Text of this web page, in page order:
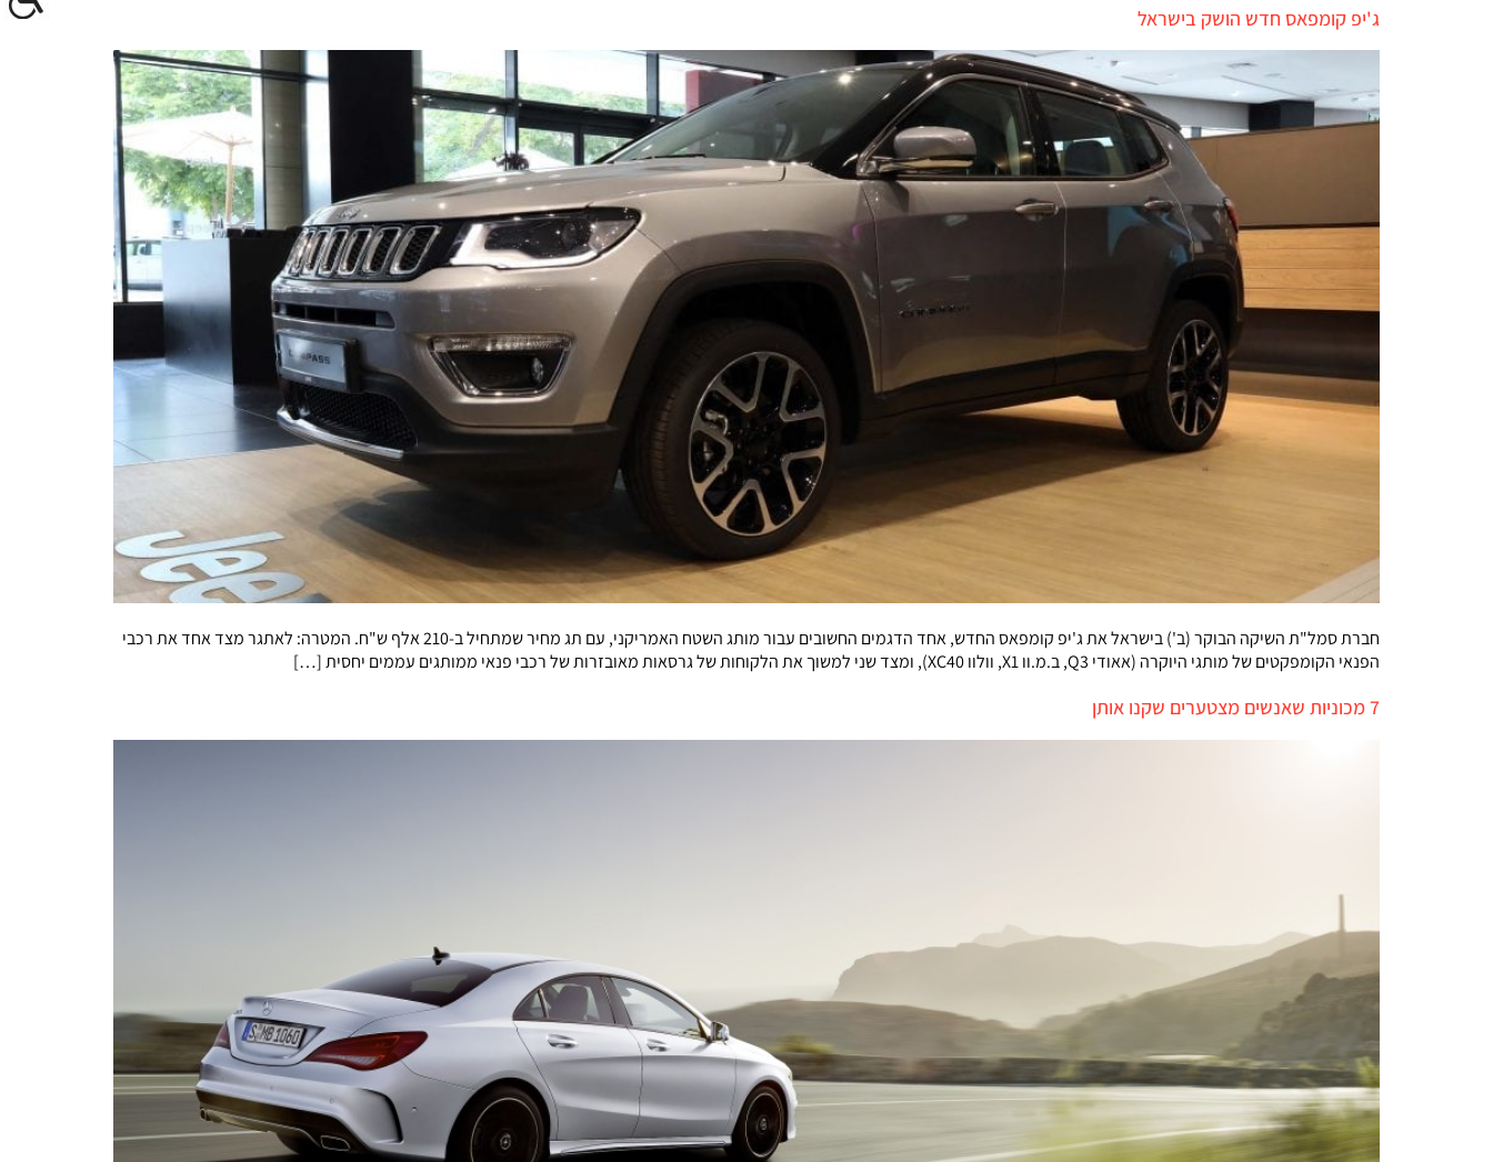
ג'יפ קומפאס חדש הושק בישראל
חברת סמל"ת השיקה הבוקר (ב') בישראל את ג'יפ קומפאס החדש, אחד הדגמים החשובים עבור מותג השטח האמריקני, עם תג מחיר שמתחיל ב-210 אלף ש"ח. המטרה: לאתגר מצד אחד את רכבי
הפנאי הקומפקטים של מותגי היוקרה (אאודי Q3, ב.מ.וו X1, וולוו XC40), ומצד שני למשוך את הלקוחות של גרסאות מאובזרות של רכבי פנאי ממותגים עממים יחסית […]
7 מכוניות שאנשים מצטערים שקנו אותן